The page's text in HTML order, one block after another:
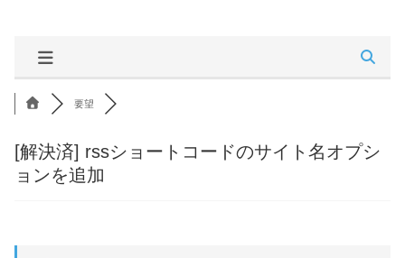
要望
[解決済] rssショートコードのサイト名オプシ
ョンを追加